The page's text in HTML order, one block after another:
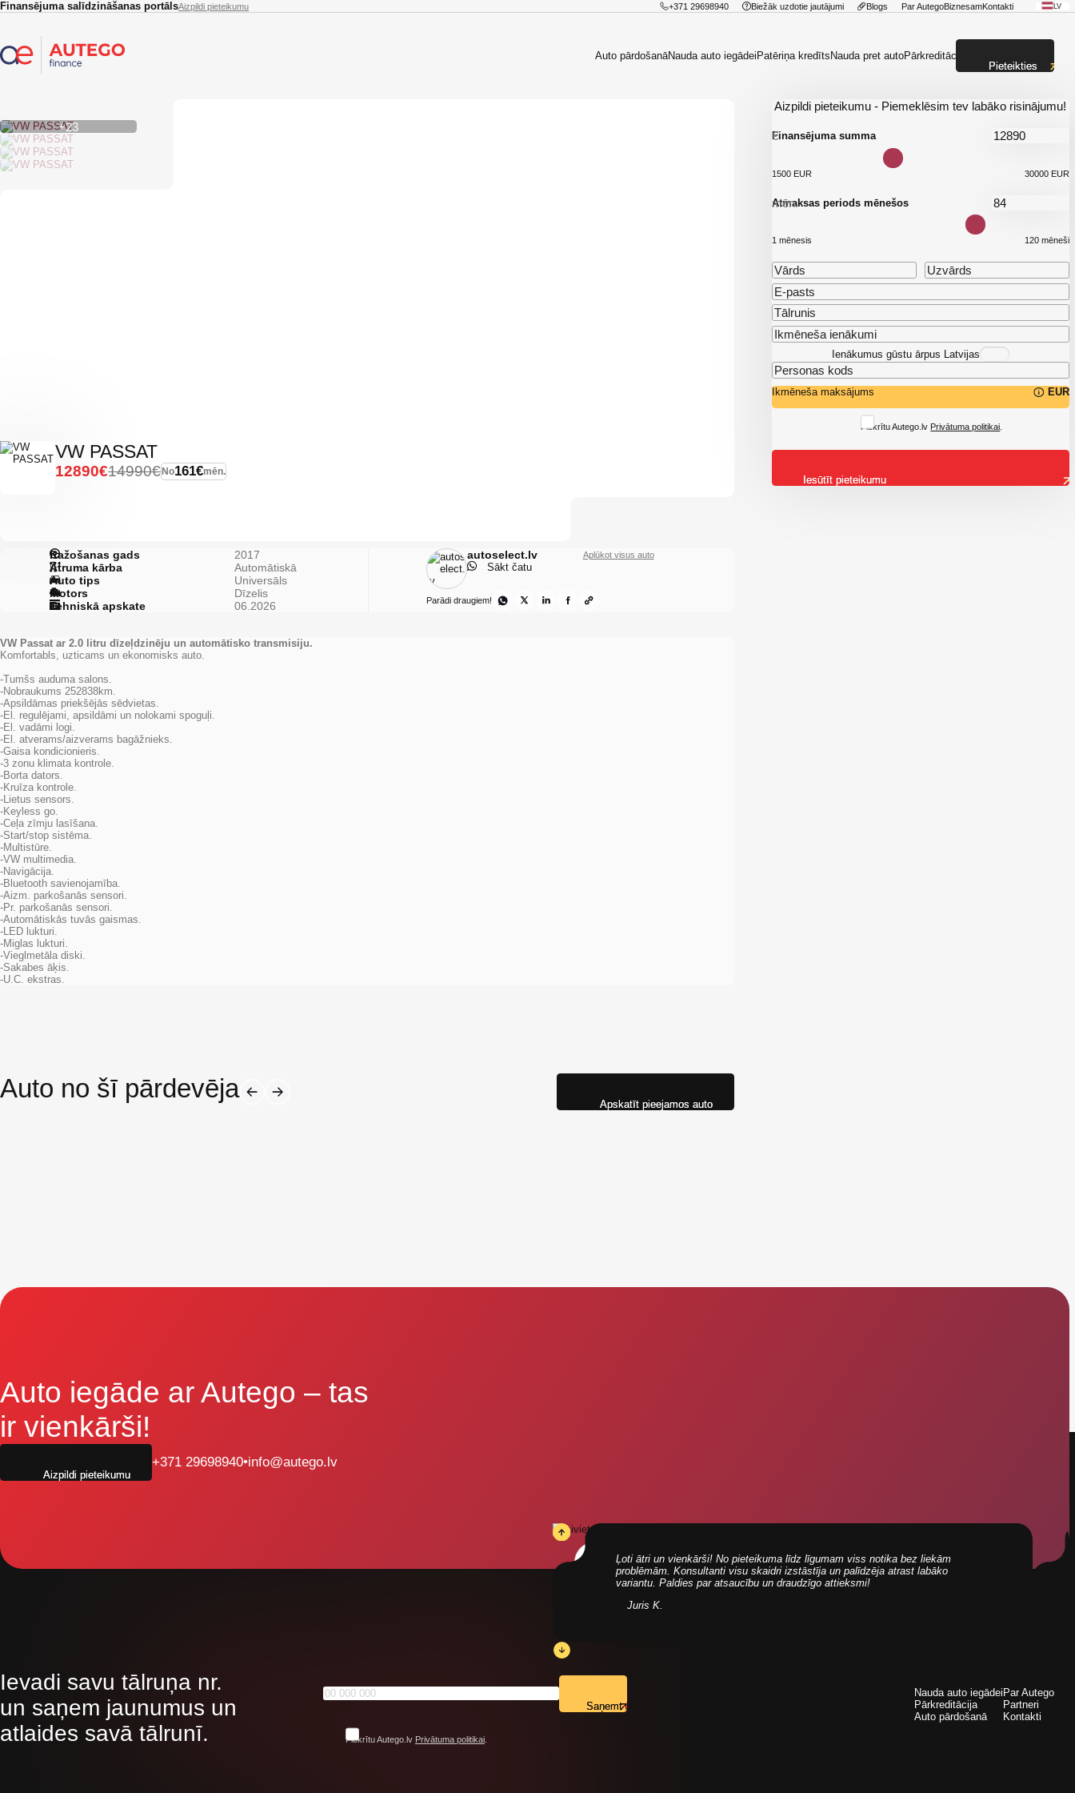
Skip to main content
Finansējuma salīdzināšanas portālsAizpildi pieteikumu +371 29698940 Biežāk uzdotie jautājumi Blogs Par AutegoBiznesamKontakti LV
Auto pārdošanāNauda auto iegādeiPatēriņa kredītsNauda pret autoPārkreditācija
+23
VW PASSAT
No161€mēn.
14990€
12890€
Ražošanas gads
2017
Ātruma kārba
Automātiskā
Auto tips
Universāls
Motors
Dīzelis
Tehniskā apskate
06.2026
autoselect.lv
Sākt čatu
Aplūkot visus auto
Parādi draugiem!
VW Passat ar 2.0 litru dīzeļdzinēju un automātisko transmisiju.
Komfortabls, uzticams un ekonomisks auto.
-Tumšs auduma salons.
-Nobraukums 252838km.
-Apsildāmas priekšējās sēdvietas.
-El. regulējami, apsildāmi un nolokami spoguļi.
-El. vadāmi logi.
-El. atverams/aizverams bagāžnieks.
-Gaisa kondicionieris.
-3 zonu klimata kontrole.
-Borta dators.
-Kruīza kontrole.
-Lietus sensors.
-Keyless go.
-Ceļa zīmju lasīšana.
-Start/stop sistēma.
-Multistūre.
-VW multimedia.
-Navigācija.
-Bluetooth savienojamība.
-Aizm. parkošanās sensori.
-Pr. parkošanās sensori.
-Automātiskās tuvās gaismas.
-LED lukturi.
-Miglas lukturi.
-Vieglmetāla diski.
-Sakabes āķis.
-U.C. ekstras.
Aizpildi pieteikumu - Piemeklēsim tev labāko risinājumu!
Finansējuma summa
€
1500 EUR 30000 EUR
Atmaksas periods mēnešos
mēn.
1 mēnesis 120 mēneši
Ienākumus gūstu ārpus Latvijas
Ikmēneša maksājums EUR
Piekrītu Autego.lv Privātuma politikai
Auto no šī pārdevēja
Auto iegāde ar Autego – tas
ir vienkārši!
+371 29698940•info@autego.lv
Ļoti ātri un vienkārši! No pieteikuma līdz līgumam viss notika bez liekām
problēmām. Konsultanti visu skaidri izstāstīja un palīdzēja atrast labāko
variantu. Paldies par atsaucību un draudzīgo attieksmi!
Juris K.
Ievadi savu tālruņa nr.
un saņem jaunumus un
atlaides savā tālrunī.
Piekrītu Autego.lv Privātuma politikai.
Nauda auto iegādei
Pārkreditācija
Auto pārdošanā
Par Autego
Partneri
Kontakti